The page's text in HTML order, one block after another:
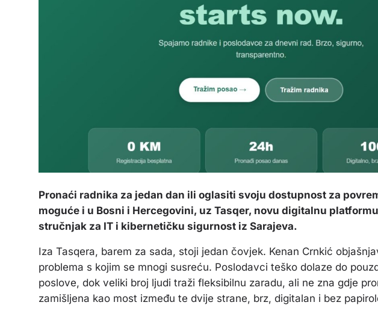
Pronaći radnika za jedan dan ili oglasiti svoju dostupnost za
moguće i u Bosni i Hercegovini, uz Tasqer, novu digitalnu
stručnjak za IT i kibernetičku sigurnost iz Sarajeva.
Iza Tasqera, barem za sada, stoji jedan čovjek. Kenan Crnkić
problema s kojim se mnogi susreću. Poslodavci teško dolaze do
poslove, dok veliki broj ljudi traži fleksibilnu zaradu, ali ne zna gdje
zamišljena kao most između te dvije strane, brz, digitalan i bez